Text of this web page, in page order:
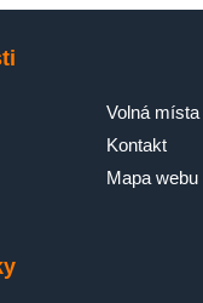
Volná místa
Kontakt
Mapa webu